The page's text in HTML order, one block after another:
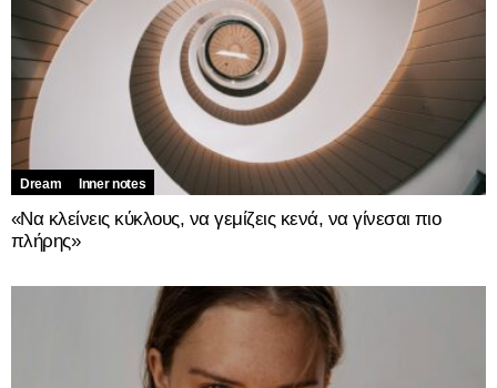
Dream Inner notes
«Να κλείνεις κύκλους, να γεμίζεις κενά, να γίνεσαι πιο
πλήρης»